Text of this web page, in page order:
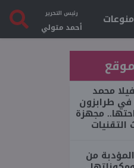
منوعات رئيس التحرير
أحمد متولي
محمد
طرابزون
مجهزة
التقنيات
من